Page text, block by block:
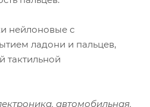
нейлоновые с
ладони и пальцев,
тактильной
автомобильная,